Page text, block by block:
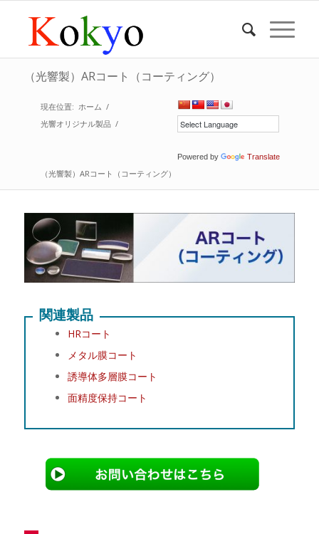
（光響製）ARコート（コーティング）
Powered by Translate
現在位置: ホーム /
光響オリジナル製品 /
（光響製）ARコート（コーティング）
関連製品
HRコート
メタル膜コート
誘導体多層膜コート
面精度保持コート